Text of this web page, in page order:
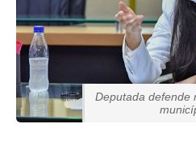
Deputada defende